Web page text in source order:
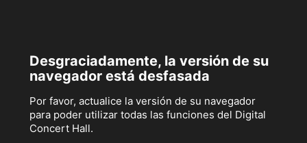
Desgraciadamente, la versión de su
navegador está desfasada
Por favor, actualice la versión de su navegador
para poder utilizar todas las funciones del Digital
Concert Hall.